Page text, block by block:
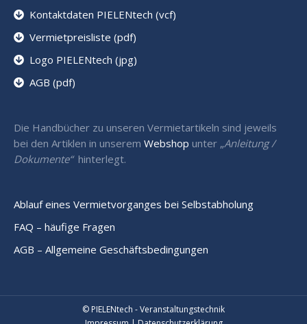
Kontaktdaten PIELENtech (vcf)
Vermietpreisliste (pdf)
Logo PIELENtech (jpg)
AGB (pdf)
Die Handbücher zu unseren Vermietartikeln sind jeweils
bei den Artiklen in unserem Webshop unter „Anleitung /
Dokumente“ hinterlegt.
Ablauf eines Vermietvorganges bei Selbstabholung
FAQ – häufige Fragen
AGB – Allgemeine Geschäftsbedingungen
© PIELENtech - Veranstaltungstechnik